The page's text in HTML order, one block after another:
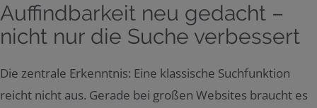
Auffindbarkeit neu gedacht –
nicht nur die Suche verbessert
Die zentrale Erkenntnis: Eine klassische Suchfunktion
reicht nicht aus. Gerade bei großen Websites braucht es